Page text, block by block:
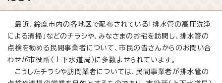
最近、鈴鹿市内の各地区で配布されている「排水管の高圧洗浄
による清掃」などのチラシや、みなさまのお宅を訪問し、排水管の
点検を勧める民間事業者について、市民の皆さんからのお問い合
わせが市役所（上下水道局）に多数よせられています。
こうしたチラシや訪問業者については、民間事業者が排水管の